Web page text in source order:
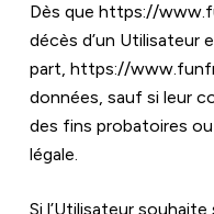
Dès que https://
décès d’un Utilisateur
part, https://
données, sauf si leur
des fins probatoires
légale.